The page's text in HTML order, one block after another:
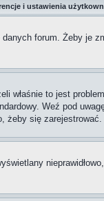
i ustawienia
forum. Żeby je
to jest
Weź pod
żeby się zarejestrować.